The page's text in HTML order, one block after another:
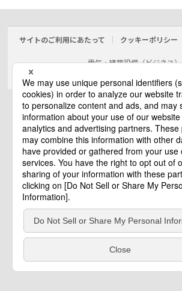
サイトのご利用にあたって クッキーポリシー
電気・建築設備（ビジネス）